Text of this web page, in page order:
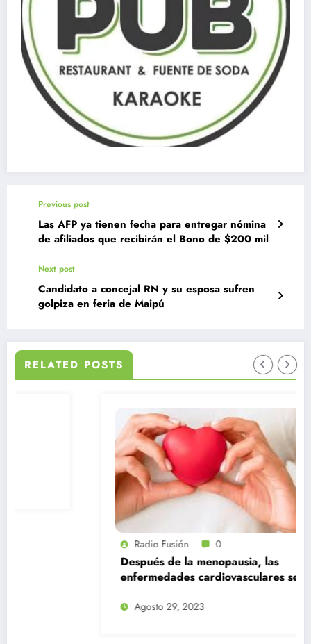
Previous post
Las AFP ya tienen fecha para entregar nómina
de afiliados que recibirán el Bono de $200 mil
Next post
Candidato a concejal RN y su esposa sufren
golpiza en feria de Maipú
RELATED POSTS
0
Después de la menopausia, las
enfermedades cardiovasculares se
convierten en la principal causa de
muerte en mujeres
Agosto 29, 2023